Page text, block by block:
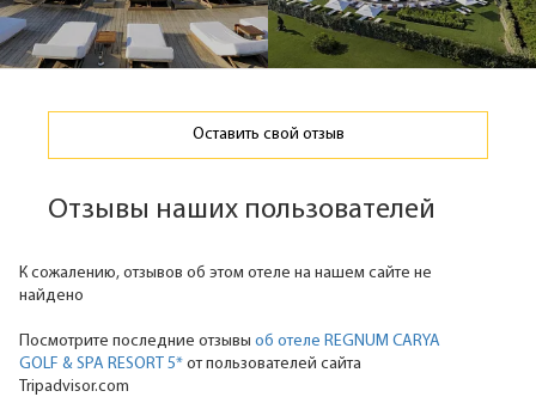
Оставить свой отзыв
Отзывы наших пользователей
К сожалению, отзывов об этом отеле на нашем сайте не
найдено
Посмотрите последние отзывы об отеле REGNUM CARYA
GOLF & SPA RESORT 5* от пользователей сайта
Tripadvisor.com